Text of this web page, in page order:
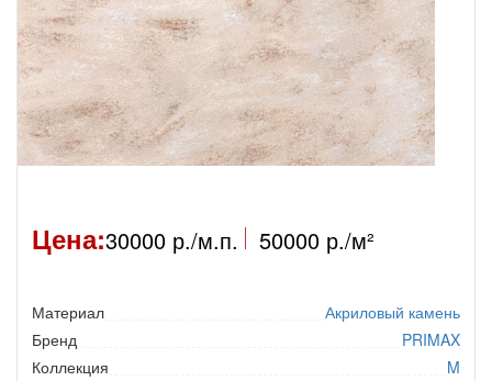
Цена:30000 р./м.п. 50000 р./м²
Материал
Акриловый камень
Бренд
PRIMAX
Коллекция
M